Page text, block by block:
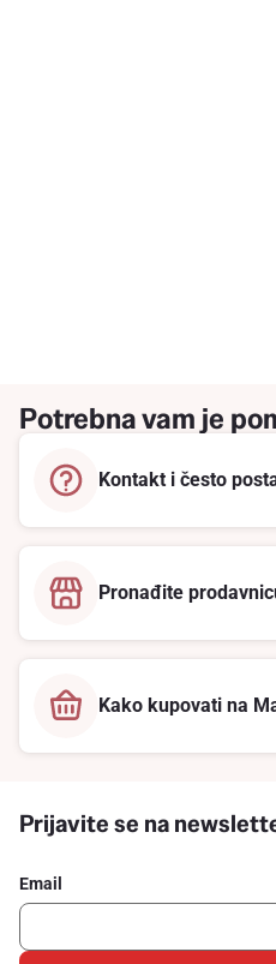
Potrebna vam je
Kontakt i često
Pronađite
Kako kupovati na
Prijavite se na
Email